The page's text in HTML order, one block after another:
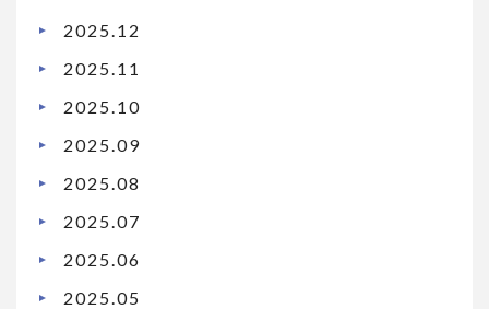
2025.12
2025.11
2025.10
2025.09
2025.08
2025.07
2025.06
2025.05